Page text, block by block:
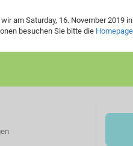
am Saturday, 16. November 2019
besuchen Sie bitte die Homepage